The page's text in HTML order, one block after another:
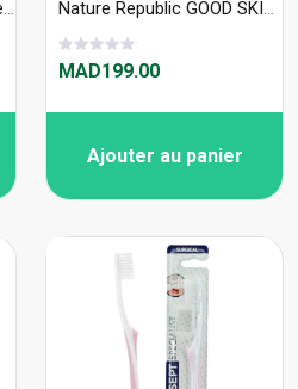
Acm Novophane Crème des ongles – 15 ml Nature Republic GOOD SKIN MINERAL AMPOULE CLEANSING WATER 500ml
MAD199.00
Ajouter au panier